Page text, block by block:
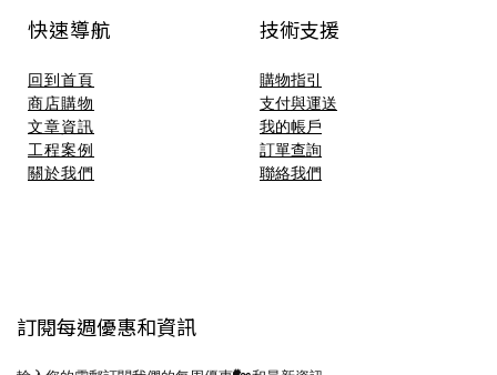
快速導航
回到首頁
商店購物
文章資訊
工程案例
關於我們
技術支援​
購物指引
支付與運送
我的帳戶
訂單查詢
聯絡我們
訂閱每週優惠和資訊